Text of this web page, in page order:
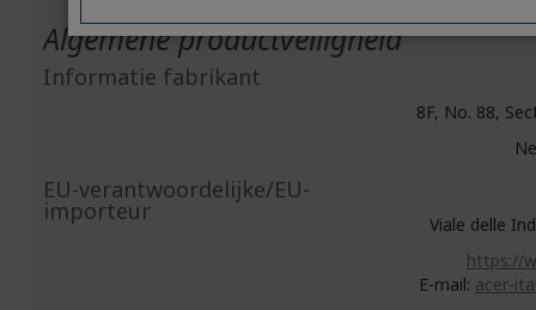
Algemene productveiligheid
Informatie fabrikant
8F, No. 88,
EU-verantwoordelijke/EU-
importeur
Viale delle
https://
E-mail: acer-